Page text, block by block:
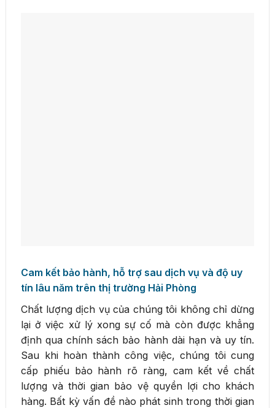
Cam kết bảo hành, hỗ trợ sau dịch vụ và độ uy
tín lâu năm trên thị trường Hải Phòng
Chất lượng dịch vụ của chúng tôi không chỉ dừng
lại ở việc xử lý xong sự cố mà còn được khẳng
định qua chính sách bảo hành dài hạn và uy tín.
Sau khi hoàn thành công việc, chúng tôi cung
cấp phiếu bảo hành rõ ràng, cam kết về chất
lượng và thời gian bảo vệ quyền lợi cho khách
hàng. Bất kỳ vấn đề nào phát sinh trong thời gian